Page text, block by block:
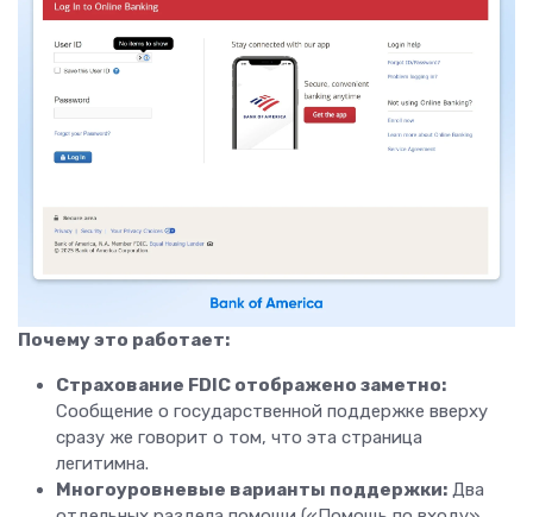
Почему это работает:
Страхование FDIC отображено заметно:
Сообщение о государственной поддержке вверху
сразу же говорит о том, что эта страница
легитимна.
Многоуровневые варианты поддержки: Два